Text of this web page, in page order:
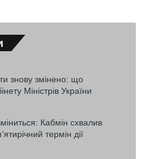
знову змінено: що
Міністрів України
Кабмін схвалив
термін дії